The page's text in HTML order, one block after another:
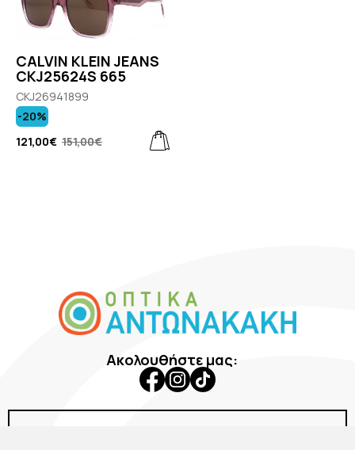
CALVIN KLEIN JEANS
CKJ25624S 665
CKJ26941899
121,00€ 151,00€
-20%
Ακολουθήστε μας: